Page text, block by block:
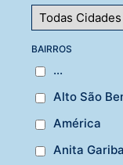
BAIRROS
...
Alto São
América
Anita